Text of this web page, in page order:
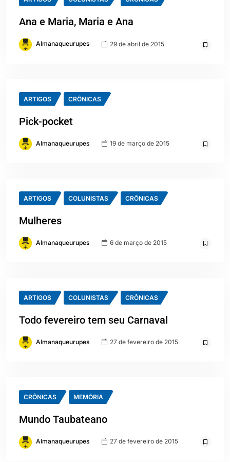
Ana e Maria, Maria e Ana
Almanaqueurupes 29 de abril de 2015
ARTIGOS CRÔNICAS
Pick-pocket
Almanaqueurupes 19 de março de 2015
ARTIGOS COLUNISTAS CRÔNICAS
Mulheres
Almanaqueurupes 6 de março de 2015
ARTIGOS COLUNISTAS CRÔNICAS
Todo fevereiro tem seu Carnaval
Almanaqueurupes 27 de fevereiro de 2015
CRÔNICAS MEMÓRIA
Mundo Taubateano
Almanaqueurupes 27 de fevereiro de 2015